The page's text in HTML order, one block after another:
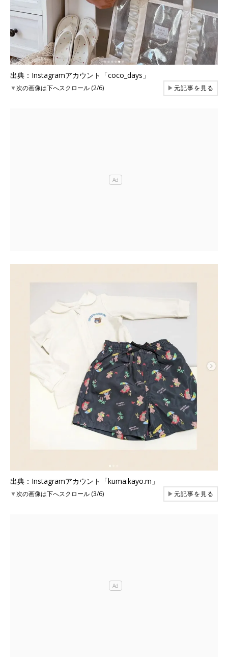
出典：Instagramアカウント「coco_days」
▼次の画像は下へスクロール (2/6) ▶元記事を見る
出典：Instagramアカウント「kuma.kayo.m」
▼次の画像は下へスクロール (3/6) ▶元記事を見る